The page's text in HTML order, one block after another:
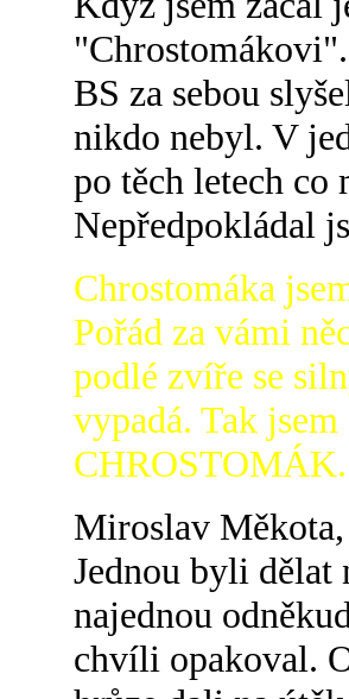
BS za sebou
nikdo nebyl. V
po těch letech
Nepředpokládal
Chrostomáka
Pořád za vámi
podlé zvíře se
vypadá. Tak
CHROSTOMÁK.
Miroslav
Jednou byli dělat
najednou
chvíli opakoval.